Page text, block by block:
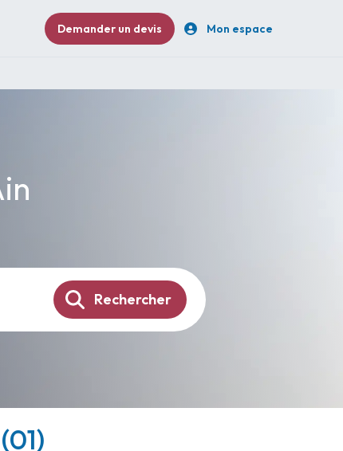
Demander un devis Mon espace
Rechercher